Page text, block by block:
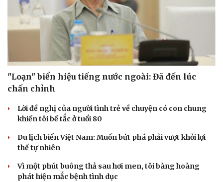
"Loạn" biển hiệu tiếng nước ngoài: Đã đến lúc
chấn chỉnh
Lời đề nghị của người tình trẻ về chuyện có con chung
khiến tôi bế tắc ở tuổi 80
Du lịch biển Việt Nam: Muốn bứt phá phải vượt khỏi lợi
thế tự nhiên
Vì một phút buông thả sau hơi men, tôi bàng hoàng
phát hiện mắc bệnh tình dục